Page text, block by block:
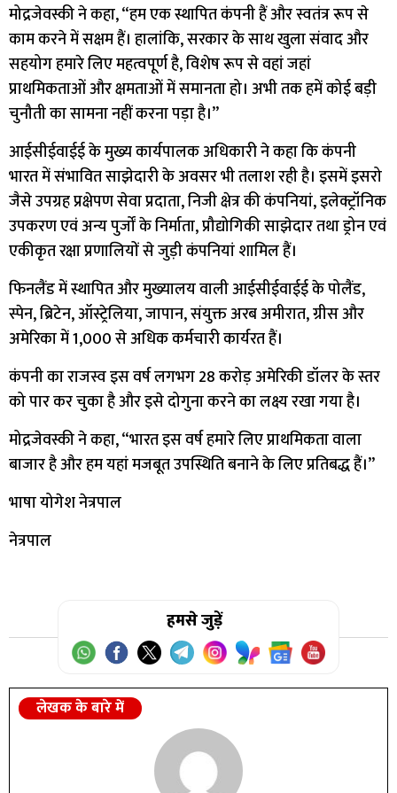
मोद्रजेवस्की ने कहा, “हम एक स्थापित कंपनी हैं और स्वतंत्र रूप से
काम करने में सक्षम हैं। हालांकि, सरकार के साथ खुला संवाद और
सहयोग हमारे लिए महत्वपूर्ण है, विशेष रूप से वहां जहां
प्राथमिकताओं और क्षमताओं में समानता हो। अभी तक हमें कोई बड़ी
चुनौती का सामना नहीं करना पड़ा है।”
आईसीईवाईई के मुख्य कार्यपालक अधिकारी ने कहा कि कंपनी
भारत में संभावित साझेदारी के अवसर भी तलाश रही है। इसमें इसरो
जैसे उपग्रह प्रक्षेपण सेवा प्रदाता, निजी क्षेत्र की कंपनियां, इलेक्ट्रॉनिक
उपकरण एवं अन्य पुर्जों के निर्माता, प्रौद्योगिकी साझेदार तथा ड्रोन एवं
एकीकृत रक्षा प्रणालियों से जुड़ी कंपनियां शामिल हैं।
फिनलैंड में स्थापित और मुख्यालय वाली आईसीईवाईई के पोलैंड,
स्पेन, ब्रिटेन, ऑस्ट्रेलिया, जापान, संयुक्त अरब अमीरात, ग्रीस और
अमेरिका में 1,000 से अधिक कर्मचारी कार्यरत हैं।
कंपनी का राजस्व इस वर्ष लगभग 28 करोड़ अमेरिकी डॉलर के स्तर
को पार कर चुका है और इसे दोगुना करने का लक्ष्य रखा गया है।
मोद्रजेवस्की ने कहा, “भारत इस वर्ष हमारे लिए प्राथमिकता वाला
बाजार है और हम यहां मजबूत उपस्थिति बनाने के लिए प्रतिबद्ध हैं।”
भाषा योगेश नेत्रपाल
नेत्रपाल
हमसे जुड़ें
लेखक के बारे में